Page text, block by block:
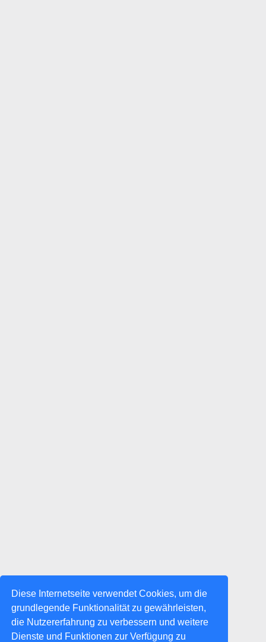
Diese Internetseite verwendet Cookies, um die
grundlegende Funktionalität zu gewährleisten,
die Nutzererfahrung zu verbessern und weitere
Dienste und Funktionen zur Verfügung zu